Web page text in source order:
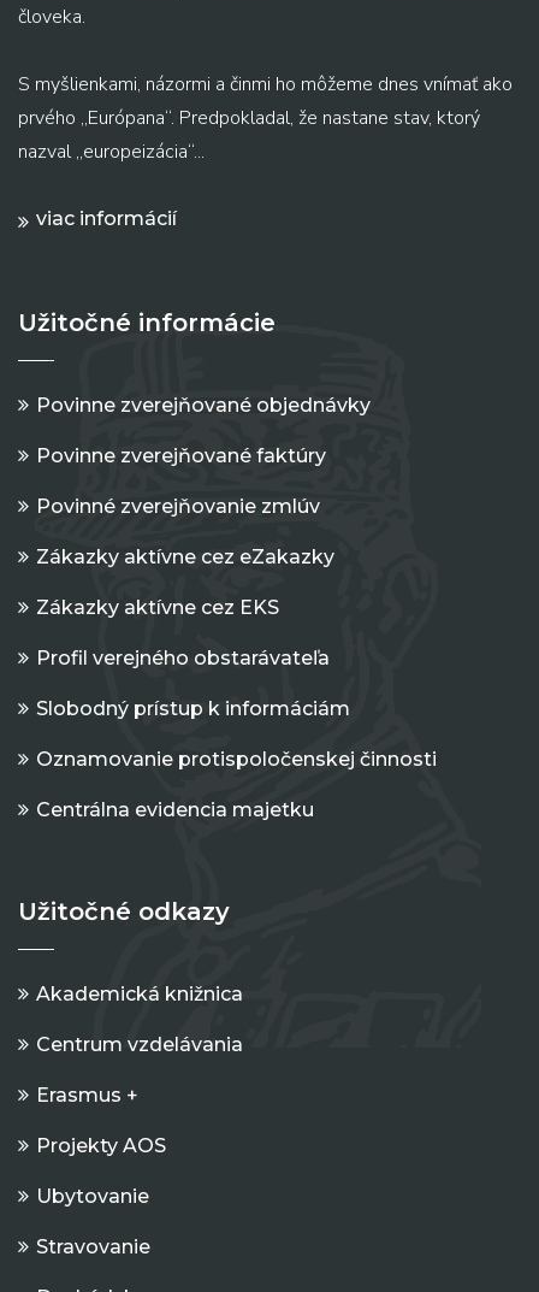
človeka.
S myšlienkami, názormi a činmi ho môžeme dnes vnímať ako
prvého „Európana“. Predpokladal, že nastane stav, ktorý
nazval „europeizácia“...
viac informácií
Užitočné informácie
Povinne zverejňované objednávky
Povinne zverejňované faktúry
Povinné zverejňovanie zmlúv
Zákazky aktívne cez eZakazky
Zákazky aktívne cez EKS
Profil verejného obstarávateľa
Slobodný prístup k informáciám
Oznamovanie protispoločenskej činnosti
Centrálna evidencia majetku
Užitočné odkazy
Akademická knižnica
Centrum vzdelávania
Erasmus +
Projekty AOS
Ubytovanie
Stravovanie